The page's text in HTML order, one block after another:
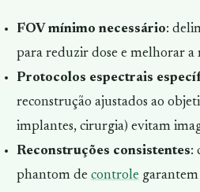
FOV mínimo necessário:
para reduzir dose e melhorar a
Protocolos espectrais
reconstrução ajustados ao
implantes, cirurgia) evitam
Reconstruções consistentes:
phantom de controlegarantem